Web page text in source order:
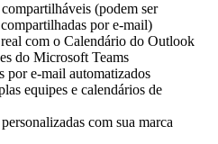
(podem ser
por e-mail)
com o Calendário do Outlook
do Microsoft Teams
por e-mail automatizados
equipes e calendários de
com sua marca